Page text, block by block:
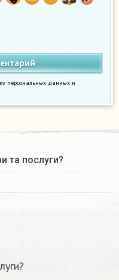
персональных данных и
та послуги?​